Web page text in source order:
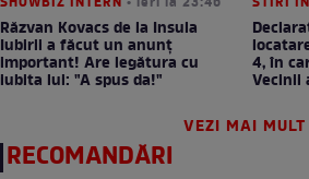
Răzvan Kovacs de la Insula
Iubirii a făcut un anunț
important! Are legătura cu
iubita lui: "A spus da!"
4, în
Vecinii
VEZI MAI MULT
RECOMANDĂRI